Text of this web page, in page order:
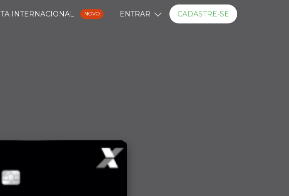
INTERNACIONAL NOVO ENTRAR CADASTRE-SE